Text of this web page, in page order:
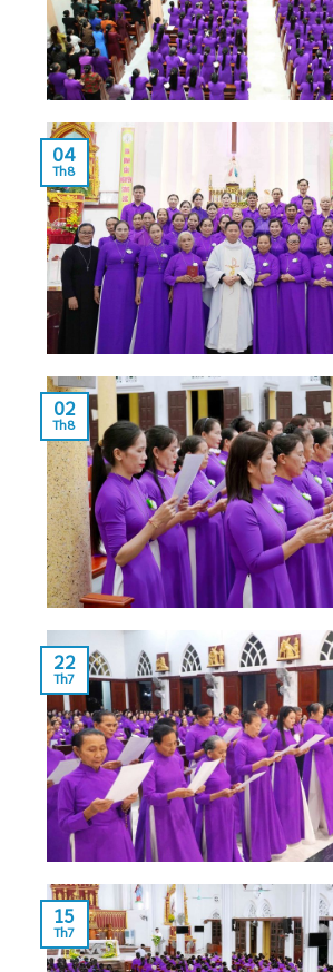
04
Th8
02
Th8
22
Th7
15
Th7